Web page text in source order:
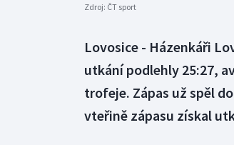
Zdroj: ČT sport
Lovosice - Házenkáři
utkání podlehly 25:27,
trofeje. Zápas už spěl
vteřině zápasu získal